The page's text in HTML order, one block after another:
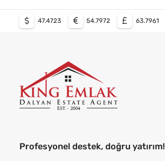
47.4723 54.7972 63.7961
Profesyonel destek, doğru yatırım!